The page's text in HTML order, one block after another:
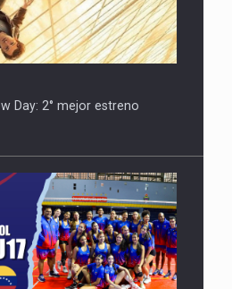
Day: 2° mejor estreno